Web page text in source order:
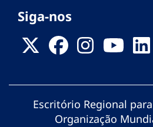
Siga-nos
Escritório Regional
Organização